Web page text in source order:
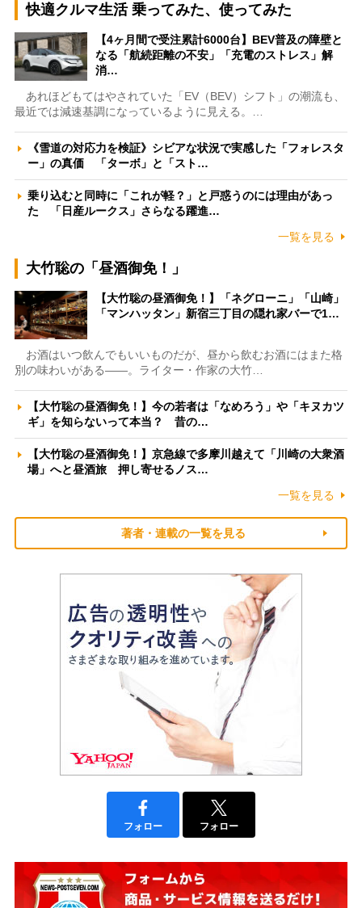
快適クルマ生活 乗ってみた、使ってみた
【4ヶ月間で受注累計6000台】BEV普及の障壁と
なる「航続距離の不安」「充電のストレス」解
消…
あれほどもてはやされていた「EV（BEV）シフト」の潮流も、
最近では減速基調になっているように見える。…
《雪道の対応力を検証》シビアな状況で実感した「フォレスタ
ー」の真価 「ターボ」と「スト…
乗り込むと同時に「これが軽？」と戸惑うのには理由があっ
た 「日産ルークス」さらなる躍進…
一覧を見る
大竹聡の「昼酒御免！」
【大竹聡の昼酒御免！】「ネグローニ」「山崎」
「マンハッタン」新宿三丁目の隠れ家バーで1…
お酒はいつ飲んでもいいものだが、昼から飲むお酒にはまた格
別の味わいがある――。ライター・作家の大竹…
【大竹聡の昼酒御免！】今の若者は「なめろう」や「キヌカツ
ギ」を知らないって本当？ 昔の…
【大竹聡の昼酒御免！】京急線で多摩川越えて「川崎の大衆酒
場」へと昼酒旅 押し寄せるノス…
一覧を見る
著者・連載の一覧を見る
フォロー フォロー